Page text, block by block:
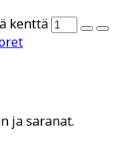
kenttä
ja saranat.